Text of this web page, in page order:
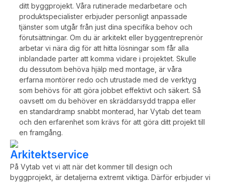
ditt byggprojekt. Våra rutinerade medarbetare och
produktspecialister erbjuder personligt anpassade
tjänster som utgår från just dina specifika behov och
förutsättningar. Om du är arkitekt eller byggentreprenör
arbetar vi nära dig för att hitta lösningar som får alla
inblandade parter att komma vidare i projektet. Skulle
du dessutom behöva hjälp med montage, är våra
erfarna montörer redo och utrustade med de verktyg
som behövs för att göra jobbet effektivt och säkert. Så
oavsett om du behöver en skräddarsydd trappa eller
en standardramp snabbt monterad, har Vytab det team
och den erfarenhet som krävs för att göra ditt projekt till
en framgång.
Arkitektservice
På Vytab vet vi att när det kommer till design och
byggprojekt, är detaljerna extremt viktiga. Därför erbjuder vi